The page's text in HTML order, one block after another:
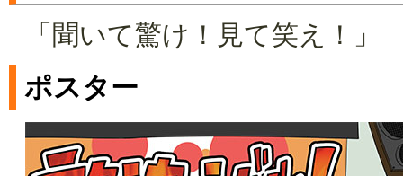
「聞いて驚け！見て笑え！」
ポスター